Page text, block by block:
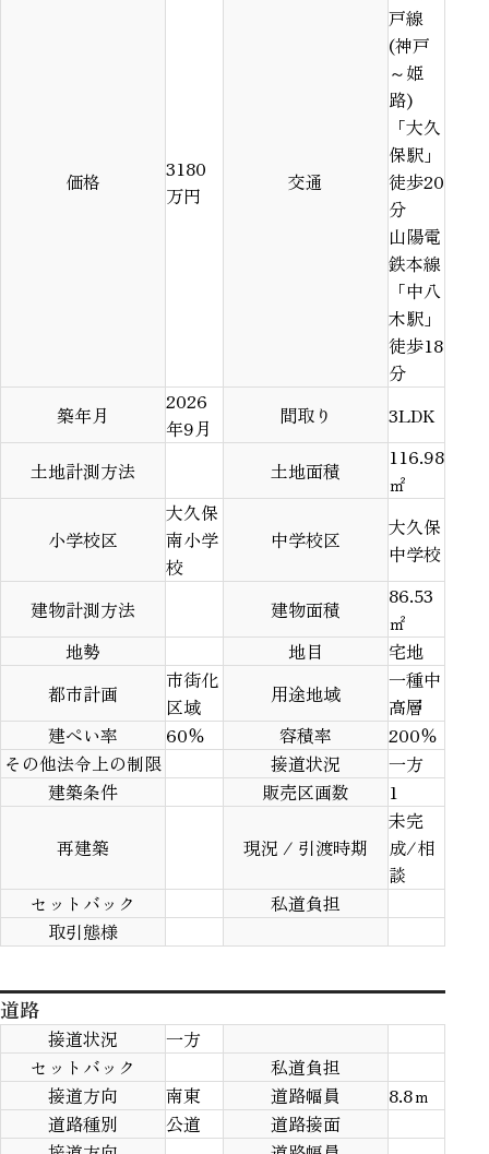
価格
3180
万円
交通
戸線
(神戸
～姫
路)
「大久
保駅」
徒歩20
分
山陽電
鉄本線
「中八
木駅」
徒歩18
分
築年月
2026
年9月
間取り 3LDK
土地計測方法 土地面積
116.98
㎡
小学校区
大久保
南小学
校
中学校区
大久保
中学校
建物計測方法 建物面積
86.53
㎡
地勢
地目
宅地
都市計画
市街化
区域
用途地域
一種中
高層
建ぺい率
60％ 容積率
200％
その他法令上の制限
接道状況
一方
建築条件
販売区画数 1
再建築 現況 / 引渡時期
未完
成/相
談
セットバック
私道負担
取引態様
道路
接道状況
一方
セットバック
私道負担
接道方向
南東 道路幅員
8.8ｍ
道路種別
公道
道路接面